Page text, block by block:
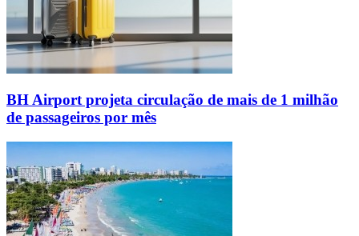
BH Airport projeta circulação de mais de 1 milhão
de passageiros por mês